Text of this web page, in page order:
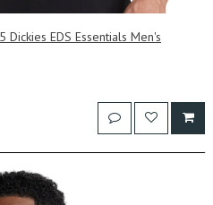
EDS Essentials Men's